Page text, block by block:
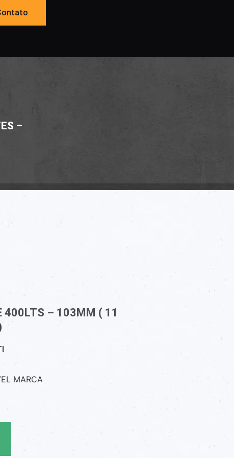
–
400LTS – 103MM ( 11
MARCA